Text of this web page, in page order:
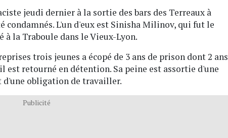
jeudi dernier à la sortie des bars des Terreaux à
L'un d'eux est Sinisha Milinov, qui fut le
à la Traboule dans le Vieux-Lyon.
trois jeunes a écopé de 3 ans de prison dont 2 ans
est retourné en détention. Sa peine est assortie d'une
d'une obligation de travailler.
Publicité